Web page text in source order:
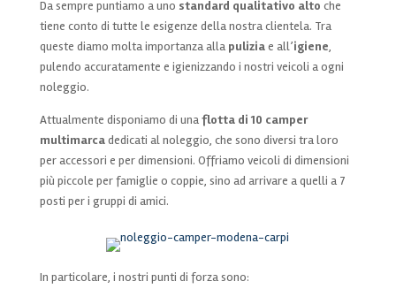
Da sempre puntiamo a uno standard qualitativo alto che
tiene conto di tutte le esigenze della nostra clientela. Tra
queste diamo molta importanza alla puliziae all’igiene,
pulendo accuratamente e igienizzando i nostri veicoli a ogni
noleggio.
Attualmente disponiamo di unaflotta di 10 camper
multimarcadedicati al noleggio, che sono diversi tra loro
per accessori e per dimensioni. Offriamo veicoli di dimensioni
più piccole per famiglie o coppie, sino ad arrivare a quelli a 7
posti per i gruppi di amici.
In particolare, i nostri punti di forza sono: